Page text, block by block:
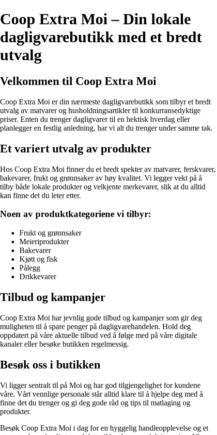
Coop Extra Moi – Din lokale
dagligvarebutikk med et bredt
utvalg
Velkommen til Coop Extra Moi
Coop Extra Moi er din nærmeste dagligvarebutikk som tilbyr et bredt
utvalg av matvarer og husholdningsartikler til konkurransedyktige
priser. Enten du trenger dagligvarer til en hektisk hverdag eller
planlegger en festlig anledning, har vi alt du trenger under samme tak.
Et variert utvalg av produkter
Hos Coop Extra Moi finner du et bredt spekter av matvarer, ferskvarer,
bakevarer, frukt og grønnsaker av høy kvalitet. Vi legger vekt på å
tilby både lokale produkter og velkjente merkevarer, slik at du alltid
kan finne det du leter etter.
Noen av produktkategoriene vi tilbyr:
Frukt og grønnsaker
Meieriprodukter
Bakevarer
Kjøtt og fisk
Pålegg
Drikkevarer
Tilbud og kampanjer
Coop Extra Moi har jevnlig gode tilbud og kampanjer som gir deg
muligheten til å spare penger på dagligvarehandelen. Hold deg
oppdatert på våre aktuelle tilbud ved å følge med på våre digitale
kanaler eller besøke butikken regelmessig.
Besøk oss i butikken
Vi ligger sentralt til på Moi og har god tilgjengelighet for kundene
våre. Vårt vennlige personale står alltid klare til å hjelpe deg med å
finne det du trenger og gi deg gode råd og tips til matlaging og
produkter.
Besøk Coop Extra Moi i dag for en hyggelig handleopplevelse og et